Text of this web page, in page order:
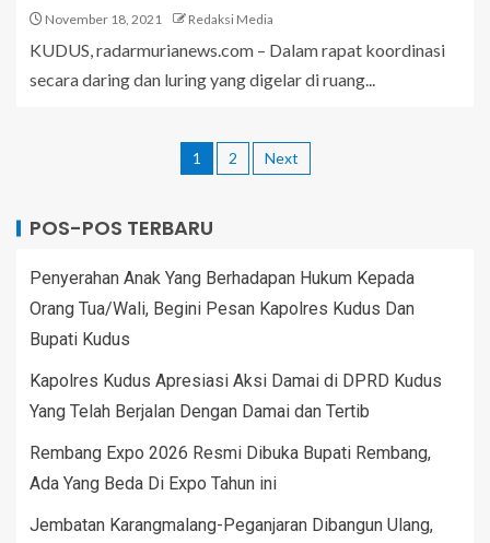
November 18, 2021 Redaksi Media
KUDUS, radarmurianews.com – Dalam rapat koordinasi
secara daring dan luring yang digelar di ruang...
1 2 Next
POS-POS TERBARU
Penyerahan Anak Yang Berhadapan Hukum Kepada
Orang Tua/Wali, Begini Pesan Kapolres Kudus Dan
Bupati Kudus
Kapolres Kudus Apresiasi Aksi Damai di DPRD Kudus
Yang Telah Berjalan Dengan Damai dan Tertib
Rembang Expo 2026 Resmi Dibuka Bupati Rembang,
Ada Yang Beda Di Expo Tahun ini
Jembatan Karangmalang-Peganjaran Dibangun Ulang,